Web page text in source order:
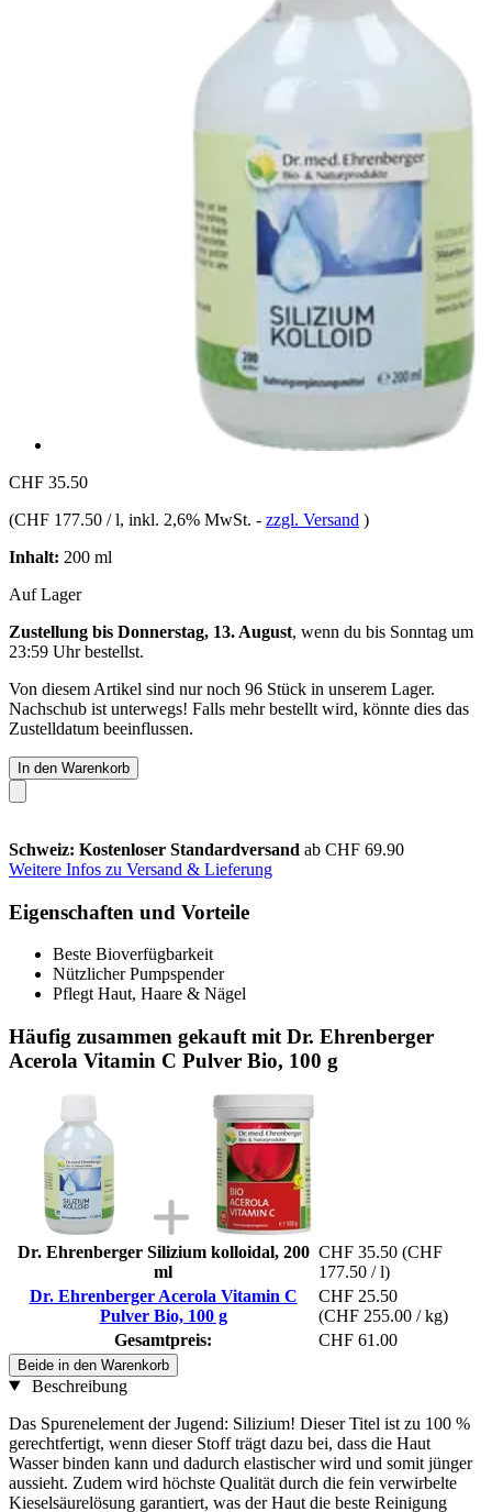
CHF 35.50
(CHF 177.50 / l, inkl. 2,6% MwSt. - zzgl. Versand )
Inhalt: 200 ml
Auf Lager
Zustellung bis Donnerstag, 13. August, wenn du bis Sonntag um
23:59 Uhrbestellst.
Von diesem Artikel sind nur noch 96 Stück in unserem Lager.
Nachschub ist unterwegs! Falls mehr bestellt wird, könnte dies das
Zustelldatum beeinflussen.
In den Warenkorb
Schweiz: Kostenloser Standardversand ab CHF 69.90
Weitere Infos zu Versand & Lieferung
Eigenschaften und Vorteile
Beste Bioverfügbarkeit
Nützlicher Pumpspender
Pflegt Haut, Haare & Nägel
Häufig zusammen gekauft mit Dr. Ehrenberger
Acerola Vitamin C Pulver Bio, 100 g
Dr. Ehrenberger Silizium kolloidal, 200
ml
CHF 35.50 (CHF
177.50 / l)
Dr. Ehrenberger Acerola Vitamin C
Pulver Bio, 100 g
CHF 25.50
(CHF 255.00 / kg)
Gesamtpreis:
CHF 61.00
Beide in den Warenkorb
Beschreibung
Das Spurenelement der Jugend: Silizium! Dieser Titel ist zu 100 %
gerechtfertigt, wenn dieser Stoff trägt dazu bei, dass die Haut
Wasser binden kann und dadurch elastischer wird und somit jünger
aussieht. Zudem wird höchste Qualität durch die fein verwirbelte
Kieselsäurelösung garantiert, was der Haut die beste Reinigung